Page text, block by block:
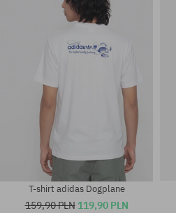
Dostępne rozmiary:
T-shirt adidas Dogplane
159,90 PLN 119,90 PLN